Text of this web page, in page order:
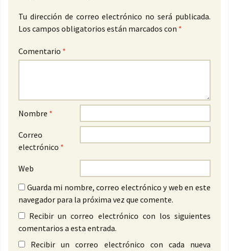
Tu dirección de correo electrónico no será publicada.
Los campos obligatorios están marcados con *
Comentario *
Nombre *
Correo
electrónico *
Web
Guarda mi nombre, correo electrónico y web en este
navegador para la próxima vez que comente.
Recibir un correo electrónico con los siguientes
comentarios a esta entrada.
Recibir un correo electrónico con cada nueva